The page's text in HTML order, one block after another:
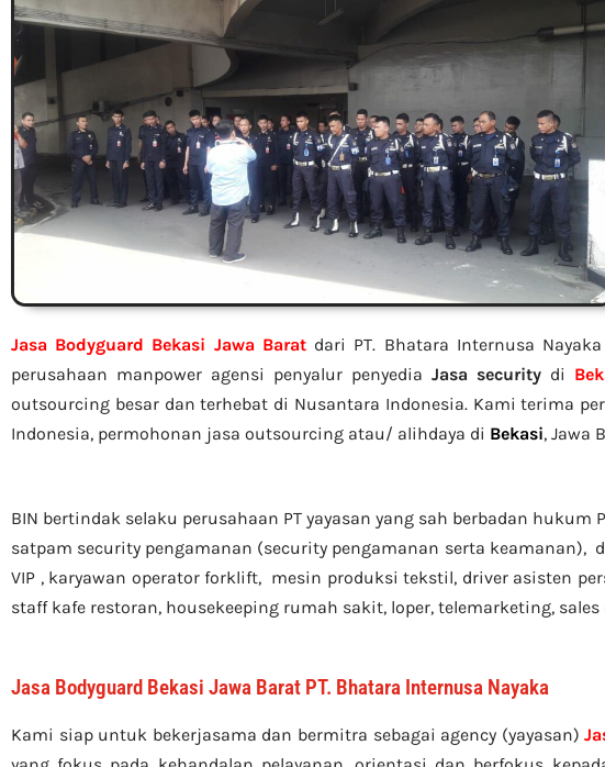
Jasa Bodyguard Bekasi Jawa Barat dari PT. Bhatara Internusa
perusahaan manpower agensi penyalur penyedia Jasa security di
outsourcing besar dan terhebat di Nusantara Indonesia. Kami terima
Indonesia, permohonan jasa outsourcing atau/ alihdaya di Bekasi, Jawa
BIN bertindak selaku perusahaan PT yayasan yang sah berbadan
satpam security pengamanan (security pengamanan serta keamanan),
VIP , karyawan operator forklift, mesin produksi tekstil, driver asisten
staff kafe restoran, housekeeping rumah sakit, loper, telemarketing, sales
Jasa Bodyguard Bekasi Jawa Barat PT. Bhatara Internusa Nayaka
Kami siap untuk bekerjasama dan bermitra sebagai agency (yayasan)